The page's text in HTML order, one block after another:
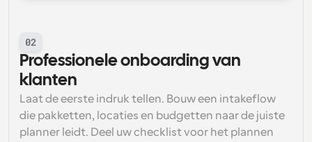
02
Professionele onboarding van
klanten
Laat de eerste indruk tellen. Bouw een intakeflow
die pakketten, locaties en budgetten naar de juiste
planner leidt. Deel uw checklist voor het plannen